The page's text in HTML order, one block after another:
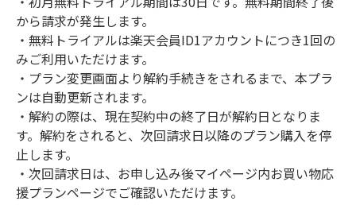
から請求が発生します。
・無料トライアルは楽天会員ID1アカウントにつき1回の
みご利用いただけます。
・プラン変更画面より解約手続きをされるまで、本プラ
ンは自動更新されます。
・解約の際は、現在契約中の終了日が解約日となりま
す。解約をされると、次回請求日以降のプラン購入を停
止します。
・次回請求日は、お申し込み後マイページ内お買い物応
援プランページでご確認いただけます。